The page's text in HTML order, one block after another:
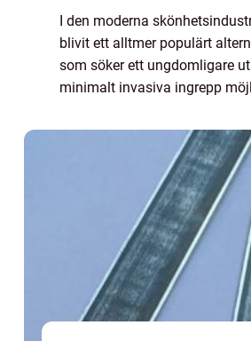
I den moderna
blivit ett alltmer populärt
som söker ett ungdomligare
minimalt invasiva ingrepp
utan behovet av kirurgiska